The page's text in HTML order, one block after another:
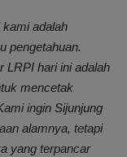
adalah
pengetahuan.
LRPI hari ini adalah
mencetak
ingin Sijunjung
alamnya, tetapi
yang terpancar